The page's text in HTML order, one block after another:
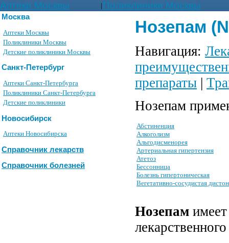
Аптеки Москвы | Поликлиники Москвы
Москва
Аптеки Москвы
Поликлиники Москвы
Детские поликлиники Москвы
Санкт-Петербург
Аптеки Санкт-Петербурга
Поликлиники Санкт-Петербурга
Детские поликлиники
Новосибирск
Аптеки Новосибирска
Справочник лекарств
Справочник болезней
Нозепам
Навигация:
препараты |
Нозепам
Абстиненция
Алкоголизм
Альгодисменорея
Артериальная гипертензия
Атетоз
Бессонница
Болезнь гипертоническая
Вегетативно-сосудистая
Нозепам